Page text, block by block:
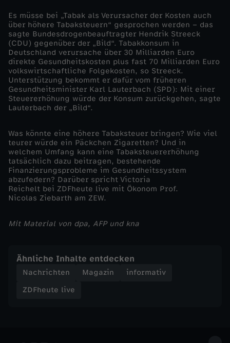
d
R
a
u
c
h
e
n
t
e
u
r
Es müsse bei „Tabak als Verursacher der Kosten auch
über höhere Tabaksteuern“ gesprochen werden – das
sagte Bundesdrogenbeauftragter Hendrik Streeck
(CDU) gegenüber der „Bild“. Tabakkonsum in
Deutschland verursache über 30 Milliarden Euro
direkte Gesundheitskosten plus fast 70 Milliarden Euro
volkswirtschaftliche Folgekosten, so Streeck.
Unterstützung bekommt er dafür vom früheren
Gesundheitsminister Karl Lauterbach (SPD): Mit einer
Steuererhöhung würde der Konsum zurückgehen, sagte
Lauterbach der „Bild“.
Was könnte eine höhere Tabaksteuer bringen? Wie viel
teurer würde ein Päckchen Zigaretten? Und in
welchem Umfang kann eine Tabaksteuererhöhung
tatsächlich dazu beitragen, bestehende
Finanzierungsprobleme im Gesundheitssystem
abzufedern? Darüber spricht Victoria
Reichelt bei ZDFheute live mit Ökonom Prof.
Nicolas Ziebarth am ZEW.
Mit Material von dpa, AFP und kna
Ähnliche Inhalte entdecken
Nachrichten Magazin
informativ
ZDFheute live